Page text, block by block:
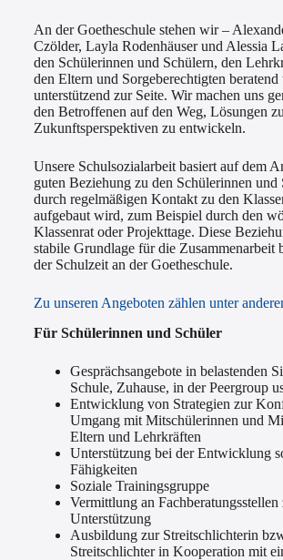
An der Goetheschule stehen wir –
Czölder, Layla Rodenhäuser und Alessia
den Schülerinnen und Schülern, den
den Eltern und Sorgeberechtigten beratend
unterstützend zur Seite. Wir machen uns
den Betroffenen auf den Weg, Lösungen
Zukunftsperspektiven zu entwickeln.
Unsere Schulsozialarbeit basiert auf dem
guten Beziehung zu den Schülerinnen und
durch regelmäßigen Kontakt zu den
aufgebaut wird, zum Beispiel durch den
Klassenrat oder Projekttage. Diese
stabile Grundlage für die Zusammenarbeit
der Schulzeit an der Goetheschule.
Zu unseren Angeboten zählen unter
Für Schülerinnen und Schüler
Gesprächsangebote in belastenden
Schule, Zuhause, in der Peergroup
Entwicklung von Strategien zur
Umgang mit Mitschülerinnen und
Eltern und Lehrkräften
Unterstützung bei der Entwicklung
Fähigkeiten
Soziale Trainingsgruppe
Vermittlung an Fachberatungsstellen
Unterstützung
Ausbildung zur Streitschlichterin
Streitschlichter in Kooperation mit